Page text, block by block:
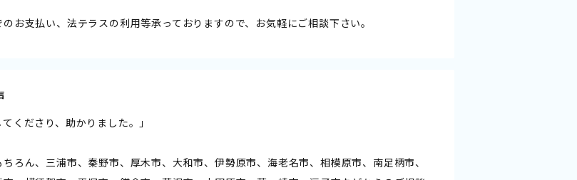
お支払い、法テラスの利用等承っておりますので、お気軽にご相談下さい。
くださり、助かりました。」
ろん、三浦市、秦野市、厚木市、大和市、伊勢原市、海老名市、相模原市、南足柄市、